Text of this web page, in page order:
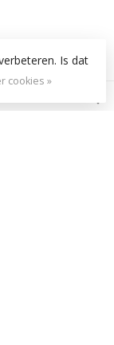
Is dat
cookies »